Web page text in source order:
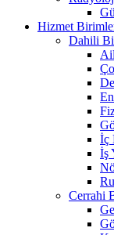
Hizmet
Dahili
İç
İş
Cerrahi